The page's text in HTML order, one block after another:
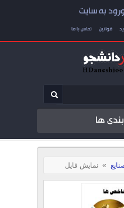
به سایت
قوانین تماس با ما
ها
» نمایش فایل